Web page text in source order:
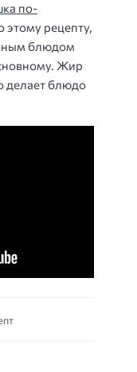
по-
этому рецепту,
блюдом
Жир
делает блюдо